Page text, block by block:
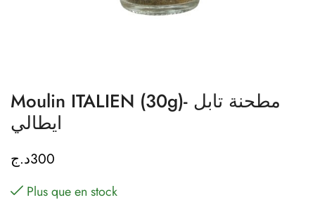
Moulin ITALIEN (30g)- مطحنة تابل
ايطالي
300د.ج
Plus que en stock